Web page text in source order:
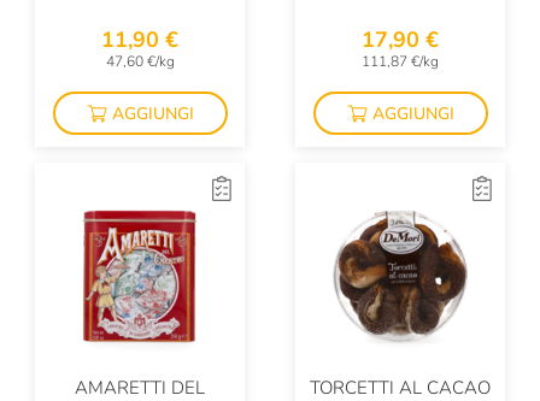
11,90 €
47,60 €/kg
AGGIUNGI
17,90 €
111,87 €/kg
AGGIUNGI
AMARETTI DEL
TORCETTI AL CACAO